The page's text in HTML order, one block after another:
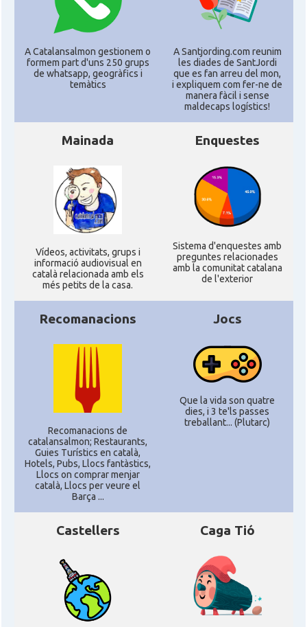
A Catalansalmon gestionem o
formem part d'uns 250 grups
de whatsapp, geogràfics i
temàtics
A Santjording.com reunim
les diades de SantJordi
que es fan arreu del mon,
i expliquem com fer-ne de
manera fàcil i sense
maldecaps logí­stics!
Mainada
Ví­deos, activitats, grups i
informació audiovisual en
català relacionada amb els
més petits de la casa.
Enquestes
Sistema d'enquestes amb
preguntes relacionades
amb la comunitat catalana
de l'exterior
Recomanacions
Recomanacions de
catalansalmon; Restaurants,
Guies Turístics en català,
Hotels, Pubs, Llocs fantàstics,
Llocs on comprar menjar
català, Llocs per veure el
Barça ...
Jocs
Que la vida son quatre
dies, i 3 te'ls passes
treballant... (Plutarc)
Castellers Caga Tió